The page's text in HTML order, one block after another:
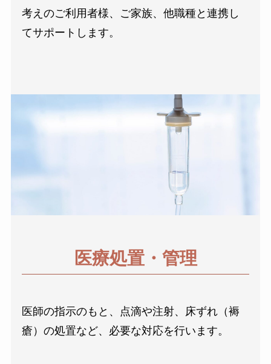
考えのご利用者様、ご家族、他職種と連携し
てサポートします。
医療処置・管理
医師の指示のもと、点滴や注射、床ずれ（褥
瘡）の処置など、必要な対応を行います。